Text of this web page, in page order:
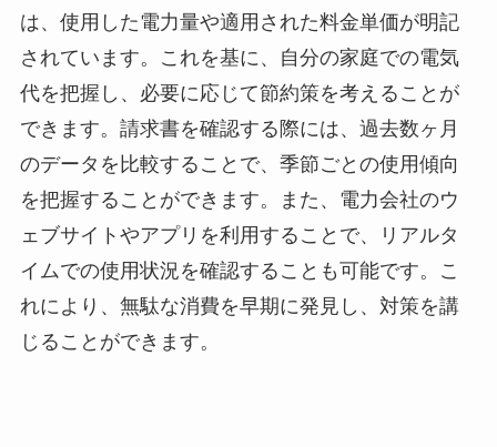
は、使用した電力量や適用された料金単価が明記
されています。これを基に、自分の家庭での電気
代を把握し、必要に応じて節約策を考えることが
できます。請求書を確認する際には、過去数ヶ月
のデータを比較することで、季節ごとの使用傾向
を把握することができます。また、電力会社のウ
ェブサイトやアプリを利用することで、リアルタ
イムでの使用状況を確認することも可能です。こ
れにより、無駄な消費を早期に発見し、対策を講
じることができます。